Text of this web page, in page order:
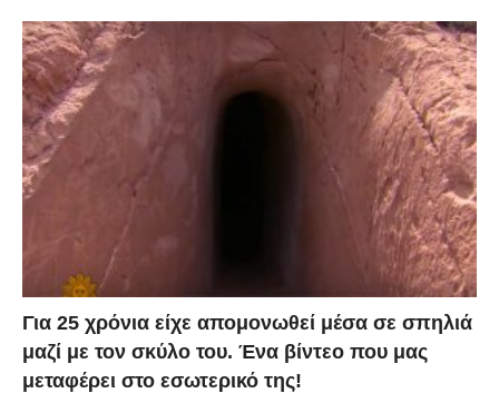
Για 25 χρόνια είχε απομονωθεί μέσα σε σπηλιά
μαζί με τον σκύλο του. Ένα βίντεο που μας
μεταφέρει στο εσωτερικό της!